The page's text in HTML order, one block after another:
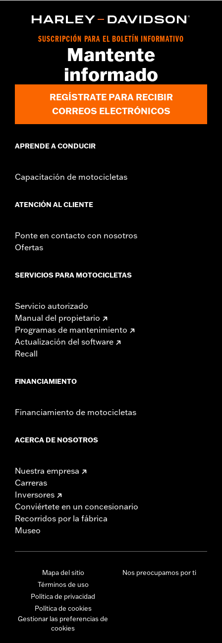
SUSCRIPCIÓN PARA EL BOLETÍN INFORMATIVO
Mantente
informado
REGÍSTRATE PARA RECIBIR
CORREOS ELECTRÓNICOS
APRENDE A CONDUCIR
Capacitación de motocicletas
ATENCIÓN AL CLIENTE
Ponte en contacto con nosotros
Ofertas
SERVICIOS PARA MOTOCICLETAS
Servicio autorizado
Manual del propietario
Programas de mantenimiento
Actualización del software
Recall
FINANCIAMIENTO
Financiamiento de motocicletas
ACERCA DE NOSOTROS
Nuestra empresa
Carreras
Inversores
Conviértete en un concesionario
Recorridos por la fábrica
Museo
Mapa del sitio
Términos de uso
Política de privacidad
Política de cookies
Gestionar las preferencias de
cookies
Nos preocupamos por ti